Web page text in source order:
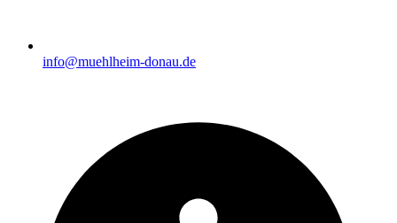
info@muehlheim-donau.de